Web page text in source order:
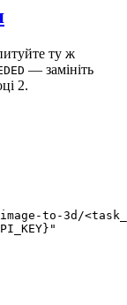
ту ж
— замініть
2.
to-3d/<